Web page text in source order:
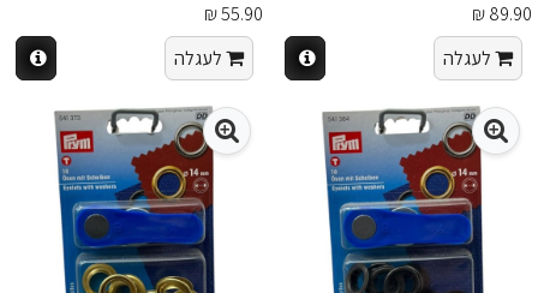
89.90 ₪
לעגלה
55.90 ₪
לעגלה